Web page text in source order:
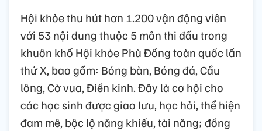
Hội khỏe thu hút hơn 1.200 vận động viên
với 53 nội dung thuộc 5 môn thi đấu trong
khuôn khổ Hội khỏe Phù Đổng toàn quốc lần
thứ X, bao gồm: Bóng bàn, Bóng đá, Cầu
lông, Cờ vua, Điền kinh. Đây là cơ hội cho
các học sinh được giao lưu, học hỏi, thể hiện
đam mê, bộc lộ năng khiếu, tài năng; đồng